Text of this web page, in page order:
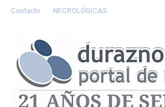
Contacto NECROLÓGICAS